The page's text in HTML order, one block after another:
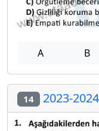
A B
14 2023-